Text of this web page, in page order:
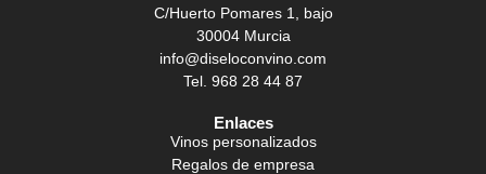
C/Huerto Pomares 1, bajo
30004 Murcia
info@diseloconvino.com
Tel. 968 28 44 87
Enlaces
Vinos personalizados
Regalos de empresa